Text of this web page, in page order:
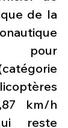
de la
pour
km/h
reste